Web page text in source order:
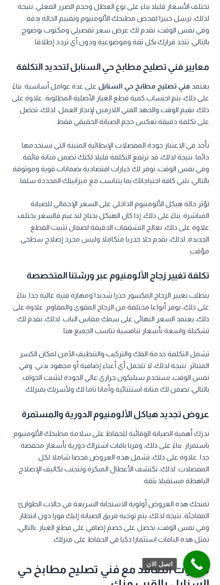
تختلف الأسعار قليلا بناء على نوع العطل وحجم الضرر الفعلي. نتيجة
لذلك، نرسل خبيرا لفحص مطبخك الألومنيوم وتقييم الحالة بدقة.
وفي نفس الوقت، نقدم لك عرض سعر تفصيلي ومكتوب بوضوح.
بالتالي، تتخذ قرارك بكل ثقة وموضوعية ودون أي تردد إطلاقا.
معايير فني تصليح مطابخ حي السنابل لتحديد التكلفة
يعتمد فني تصليح مطابخ حي السنابل على عدة عوامل أساسية. بناءً
على ذلك، يتم احتساب كمية قطع الغيار الأصلية المطلوبة. علاوة على
ذلك، نقيم الوقت والجهد الفني اللازمين لإنجاز العمل. لذلك، تحصل
على تكلفة دقيقة تعكس حجم الصيانة الحقيقي فقط.
نأخذ في الاعتبار جودة المفصلات الإيطالية المتينة التي نستخدمها
دائما. نتيجة لذلك، قد ترتفع التكلفة قليلا لكنك تضمن متانة فائقة.
وفي نفس الوقت، نوفر لك خيارات اقتصادية بضمانات قوية وموثوقة.
بالتالي، نلبي كافة احتياجاتك بما يتناسب مع ميزانيتك المحددة سلفا.
تؤثر حالة هيكل الألومنيوم الداخلي على السعر الإجمالي للصيانة
المباشرة. بناءً على ذلك، إذا كان الهيكل يحتاج لتدعيم فالسعر يختلف.
علاوة على ذلك، نعالج التشققات الدقيقة لضمان تثبيت القطع
الجديدة. لذلك، نقدم حلا جذريا متكاملا وليس مجرد إصلاح سطحي
مؤقت.
تكلفة تغيير زجاج الألومنيوم عبر ورشتنا المتخصصة
يتطلب تغيير الزجاج المكسور حذرا شديدا ومهارة فنية عالية جدا. بناءً
على ذلك، نوفر أنواعا مختلفة من الزجاج المقوى والمقاوم. علاوة على
ذلك، يعتمد السعر النهائي على سمك مقاس الباب. لذلك، نقدم لك
تشكيلة واسعة بأسعار تنافسية تناسب الجميع هنا.
تشمل التكلفة خدمة الفك والتركيب والتنظيف الآمن لمكان الكسر
المتناثر. نتيجة لذلك، لا تتحمل أي أعباء إضافية أو مجهود بدني. وفي
نفس الوقت، نستخدم سيليكون حراري عالي الجودة لتثبيت الحواف.
بالتالي، نضمن لك متانة استثنائية وأمانا تاما لك ولأسرتك بمنزلك.
عروض تجديد هياكل الألومنيوم الدورية والمستمرة
ندرك أهمية الصيانة الوقائية للحفاظ على سلامة مطبخك الألومنيوم
باستمرار. بناءً على ذلك، وفرنا باقات اشتراك دورية بأسعار مخفضة
جدا. علاوة على ذلك، تشمل هذه العروض فحصا شاملا لكل
المفصلات. لذلك، تكتشف الأعطال المبكرة وتتجنب تكاليف الإصلاح
الباهظة مستقبلا بثقة.
تمنحك هذه العروض أولوية الاستجابة السريعة في حالات الطوارئ
المفاجئة. نتيجة لذلك، يتم توجيه فريق الصيانة إليك فورا دون انتظار.
وفي نفس الوقت، تحصل على خصم إضافي على قطع الغيار. بالتالي،
تمثل هذه الباقات استثمارا ذكيا في الحفاظ على منزلك.
مميزات التعاقد مع فني تصليح مطابخ حي
اتصل الان